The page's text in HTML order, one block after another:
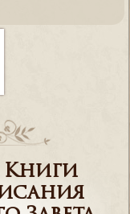
Книги